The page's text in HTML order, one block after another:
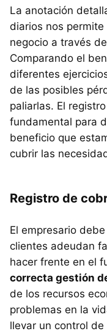
La anotación
diarios nos
negocio a través
Comparando el
diferentes
de las posibles
paliarlas. El
fundamental para
beneficio que
cubrir las
Registro de
El empresario
clientes adeudan
hacer frente en el
correcta gestión
de los recursos
problemas en la
llevar un control